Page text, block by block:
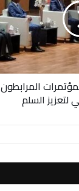
المرابطون
لتعزيز السلم